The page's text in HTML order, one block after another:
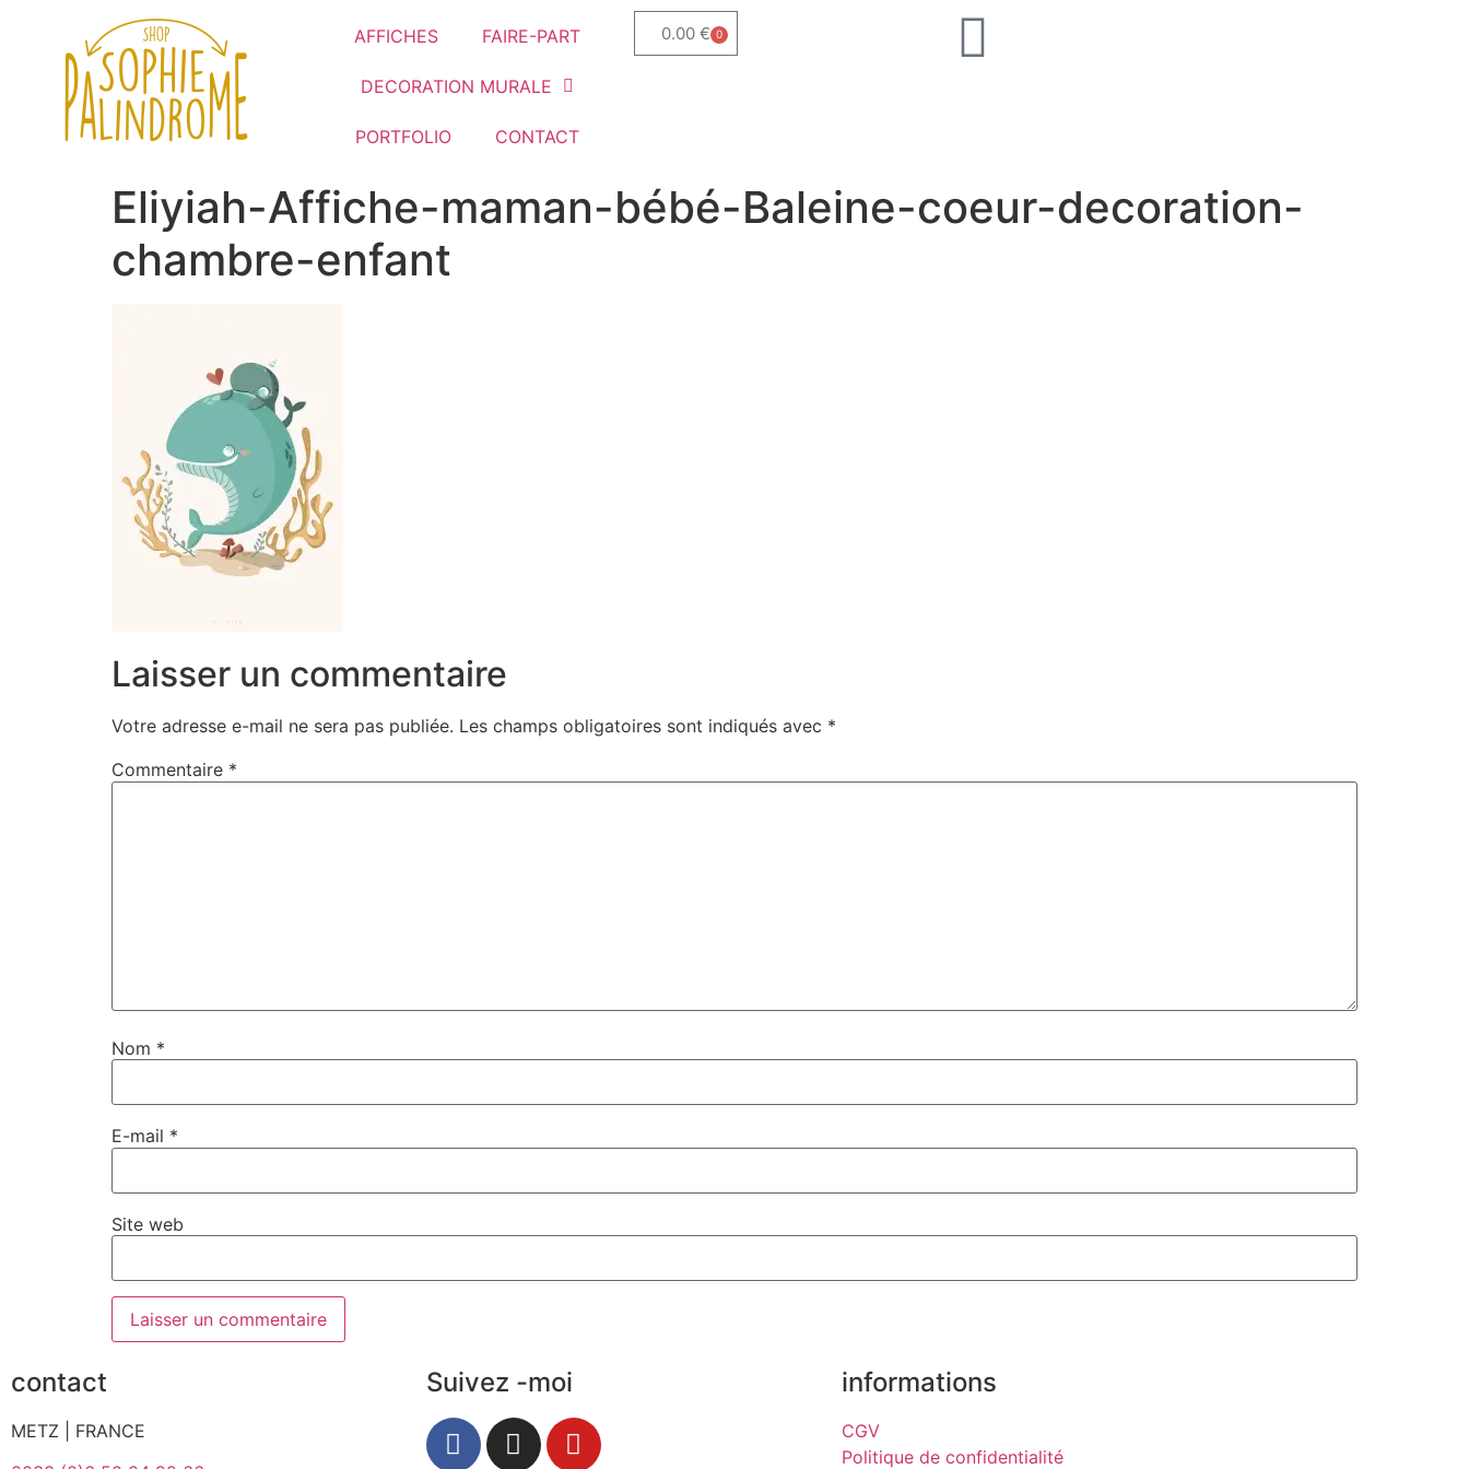
AFFICHES FAIRE-PART
DECORATION MURALE
PORTFOLIO CONTACT
0.00 € 0
Eliyiah-Affiche-maman-bébé-Baleine-coeur-decoration-
chambre-enfant
Laisser un commentaire
Votre adresse e-mail ne sera pas publiée. Les champs obligatoires sont indiqués avec *
Commentaire *
Nom *
E-mail *
Site web
contact
METZ | FRANCE
Suivez -moi informations
CGV
Politique de confidentialité